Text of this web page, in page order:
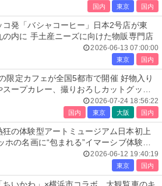
国内 東京 国内
コ発「バシャコーヒー」日本2号店が東
の内に 手土産ニーズに向けた物販専門店
2026-06-13 07:00:00
東京 国内
限定カフェが全国5都市で開催 好物入り
スープカレー、撮りおろしカットグッズ
2026-07-24 18:56:22
国内 東京 大阪 国内
狂の体験型アートミュージアム日本初上
ホの名画に“包まれる”イマーシブ体験＜
・デ・リュミエール＞
2026-06-12 19:40:19
東京 国内